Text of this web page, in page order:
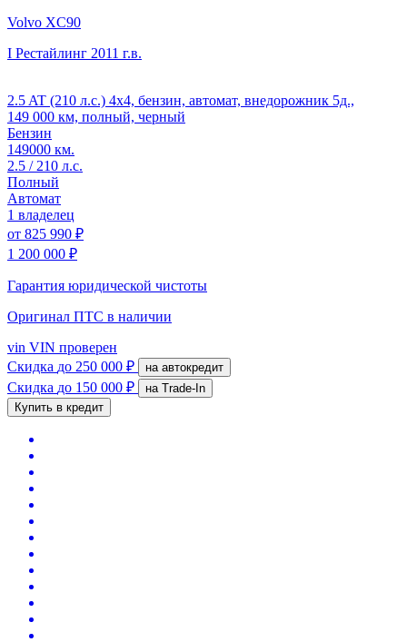
Volvo XC90
I Рестайлинг 2011 г.в.
2.5 AT (210 л.с.) 4x4, бензин, автомат, внедорожник 5д.,
149 000 км, полный, черный
Бензин
149000 км.
2.5 / 210 л.с.
Полный
Автомат
1 владелец
от 825 990 ₽
1 200 000 ₽
Гарантия юридической чистоты
Оригинал ПТС в наличии
vin VIN проверен
Скидка до 250 000 ₽ на автокредит
Скидка до 150 000 ₽
на Trade-In
Купить в кредит